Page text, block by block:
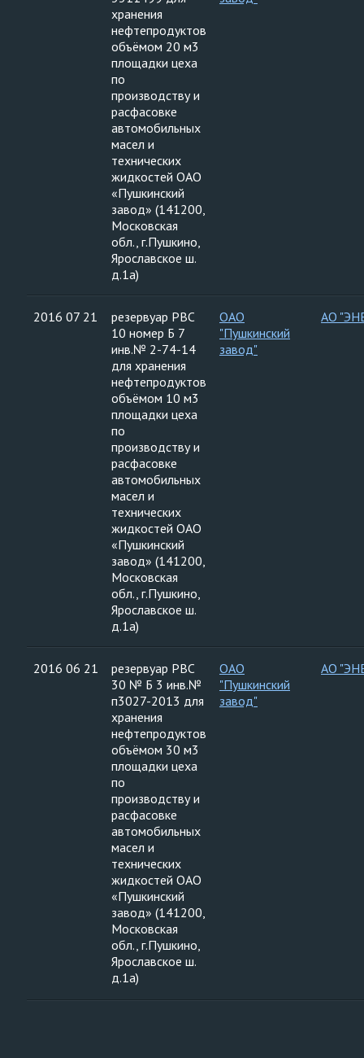
хранения
нефтепродуктов
объёмом 20 м3
площадки цеха
по
производству и
расфасовке
автомобильных
масел и
технических
жидкостей ОАО
«Пушкинский
завод» (141200,
Московская
обл., г.Пушкино,
Ярославское ш.
д.1а)
2016 07 21
резервуар РВС
10 номер Б 7
инв.№ 2-74-14
для хранения
нефтепродуктов
объёмом 10 м3
площадки цеха
по
производству и
расфасовке
автомобильных
масел и
технических
жидкостей ОАО
«Пушкинский
завод» (141200,
Московская
обл., г.Пушкино,
Ярославское ш.
д.1а)
ОАО
"Пушкинский
завод"
АО
2016 06 21
резервуар РВС
30 № Б 3 инв.№
п3027-2013 для
хранения
нефтепродуктов
объёмом 30 м3
площадки цеха
по
производству и
расфасовке
автомобильных
масел и
технических
жидкостей ОАО
«Пушкинский
завод» (141200,
Московская
обл., г.Пушкино,
Ярославское ш.
д.1а)
ОАО
"Пушкинский
завод"
АО